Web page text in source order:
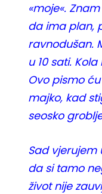
«moje«.
da ima plan,
ravnodušan.
u 10 sati.
Ovo pismo
majko, kad
seosko
Sad vjerujem
da si tamo
život nije